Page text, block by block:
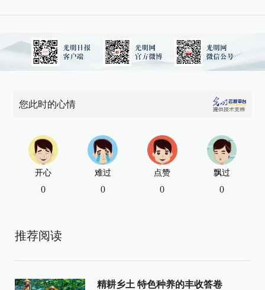
您此时的心情
开心
0
难过
0
点赞
0
飘过
0
推荐阅读
精耕乡土 特色种养的丰收答卷